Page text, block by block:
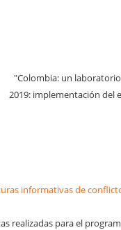
"Colombia: un
2019: implementación del
informativas de
realizadas para el